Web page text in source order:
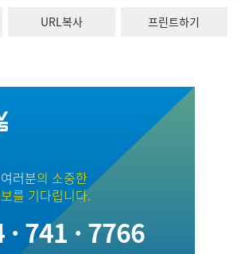
URL복사 프린트하기
러분의 소중한
를 기다립니다.
· 741 · 7766